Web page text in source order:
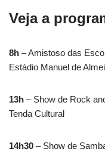
Veja a
8h – Amistoso das
Estádio Manuel de
13h – Show de Rock
Tenda Cultural
14h30 – Show de